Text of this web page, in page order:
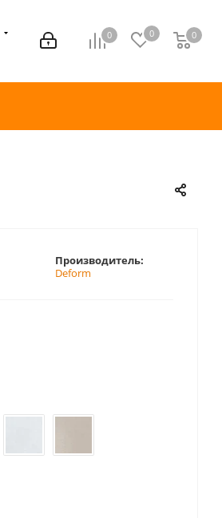
0 0 0
0
Производитель:
Deform